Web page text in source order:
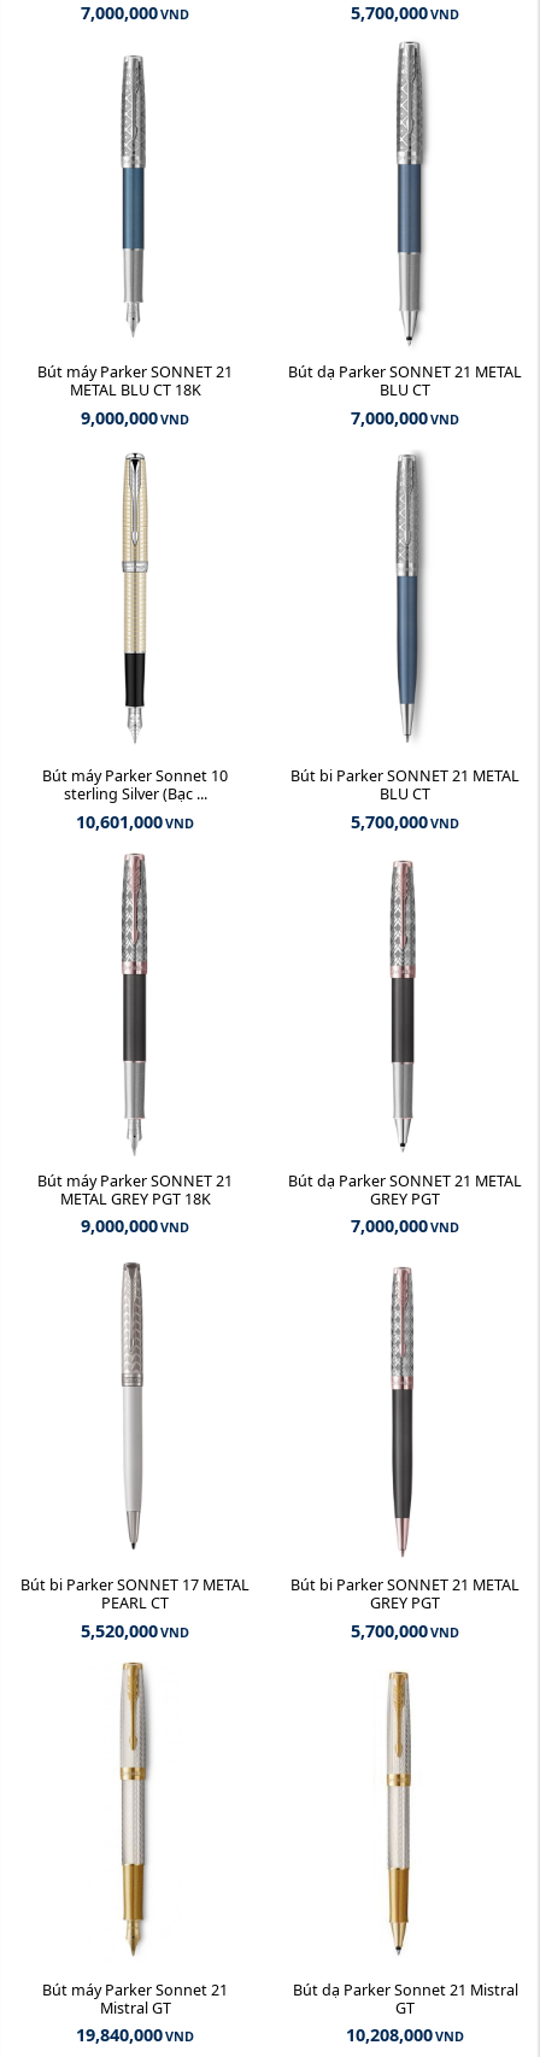
7,000,000VND 5,700,000VND
Bút máy Parker SONNET 21
METAL BLU CT 18K
9,000,000VND
Bút dạ Parker SONNET 21 METAL
BLU CT
7,000,000VND
Bút máy Parker Sonnet 10
sterling Silver (Bạc ...
10,601,000VND
Bút bi Parker SONNET 21 METAL
BLU CT
5,700,000VND
Bút máy Parker SONNET 21
METAL GREY PGT 18K
9,000,000VND
Bút dạ Parker SONNET 21 METAL
GREY PGT
7,000,000VND
Bút bi Parker SONNET 17 METAL
PEARL CT
5,520,000VND
Bút bi Parker SONNET 21 METAL
GREY PGT
5,700,000VND
Bút máy Parker Sonnet 21
Mistral GT
19,840,000VND
Bút dạ Parker Sonnet 21 Mistral
GT
10,208,000VND